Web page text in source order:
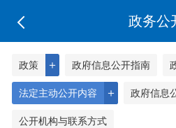
政务公
＋
政策 政府信息公开指南
＋
法定主动公开内容 政府信息
公开机构与联系方式